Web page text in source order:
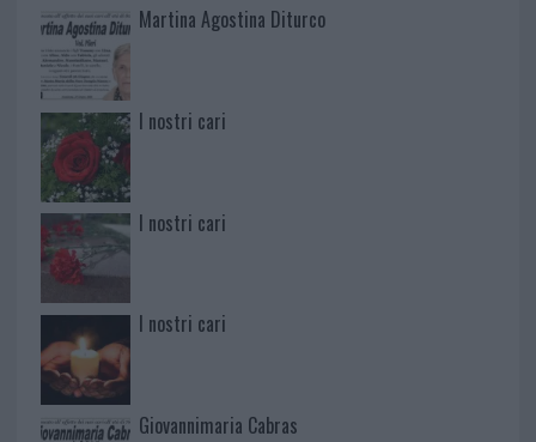
Martina Agostina Diturco
I nostri cari
I nostri cari
I nostri cari
Giovannimaria Cabras